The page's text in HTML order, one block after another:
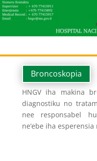
Broncoskopia
HNGV iha makina
diagnostiku no
nee responsabel
ne’ebe iha